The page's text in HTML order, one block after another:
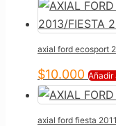
axial ford ecosport
$10.000 Añadir
axial ford fiesta